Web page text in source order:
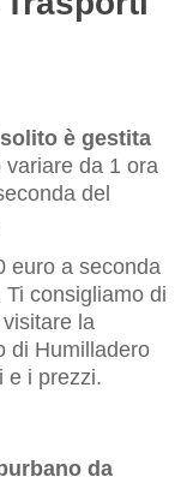
è gestita
da 1 ora
del
euro a seconda
consigliamo di
la
di Humilladero
e i prezzi.
da